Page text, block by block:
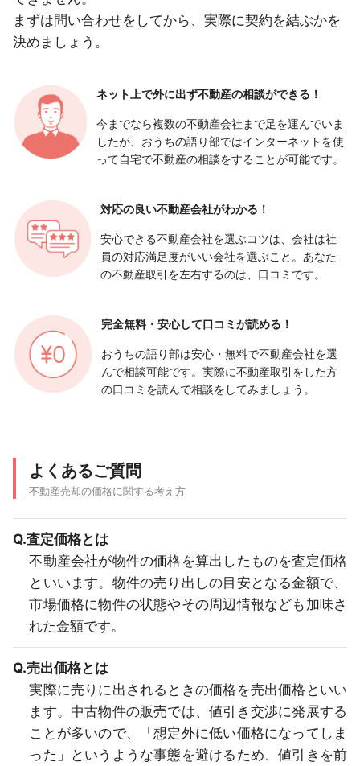
まずは問い合わせをしてから、実際に契約を結ぶかを
決めましょう。
ネット上で外に出ず不動産の相談ができる！
今までなら複数の不動産会社まで足を運んでいま
したが、おうちの語り部ではインターネットを使
って自宅で不動産の相談をすることが可能です。
対応の良い不動産会社がわかる！
安心できる不動産会社を選ぶコツは、会社は社
員の対応満足度がいい会社を選ぶこと。あなた
の不動産取引を左右するのは、口コミです。
完全無料・安心して口コミが読める！
おうちの語り部は安心・無料で不動産会社を選
んで相談可能です。実際に不動産取引をした方
の口コミを読んで相談をしてみましょう。
よくあるご質問
不動産売却の価格に関する考え方
Q.査定価格とは
不動産会社が物件の価格を算出したものを査定価格
といいます。物件の売り出しの目安となる金額で、
市場価格に物件の状態やその周辺情報なども加味さ
れた金額です。
Q.売出価格とは
実際に売りに出されるときの価格を売出価格といい
ます。中古物件の販売では、値引き交渉に発展する
ことが多いので、「想定外に低い価格になってしま
った」というような事態を避けるため、値引きを前